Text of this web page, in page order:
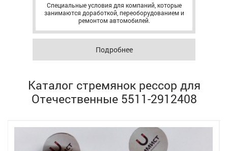
Специальные условия для компаний, которые
занимаются доработкой, переоборудованием и
ремонтом автомобилей.
Подробнее
Каталог стремянок рессор для
Отечественные 5511-2912408